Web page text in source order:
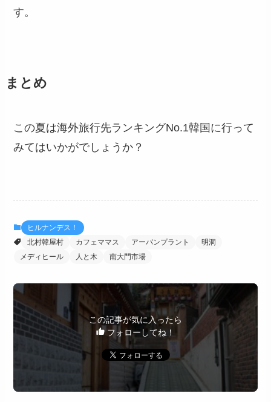
す。
まとめ
この夏は海外旅行先ランキングNo.1韓国に行って
みてはいかがでしょうか？
ヒルナンデス！
北村韓屋村
カフェママス アーバンプラント
明洞
メディヒール
人と木 南大門市場
この記事が気に入ったら
フォローしてね！